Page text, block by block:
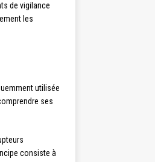
de vigilance
les
utilisée
ses
consiste à